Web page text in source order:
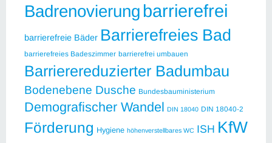
Badrenovierung barrierefrei
barrierefreie Bäder Barrierefreies Bad
barrierefreies Badeszimmer barrierefrei umbauen
Barrierereduzierter Badumbau
Bodenebene Dusche Bundesbauministerium
Demografischer Wandel DIN 18040 DIN 18040-2
Förderung Hygiene höhenverstellbares WC ISH KfW